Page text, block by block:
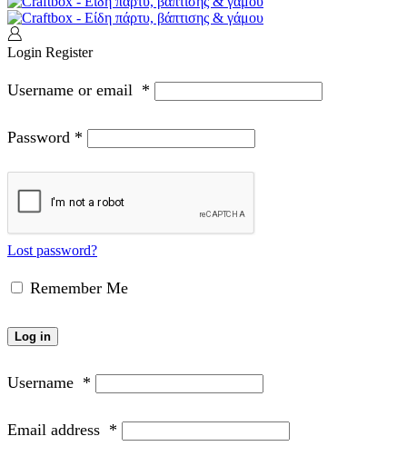
Login Register
Username or email *
Password *
Lost password?
Remember Me
Log in
Username *
Email address *